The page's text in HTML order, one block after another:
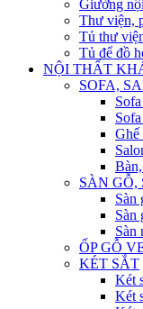
Giường
Thư viện,
Tủ thư
Tủ để đồ
NỘI THẤT
SOFA,
Ghế
SÀN GỖ,
Sàn
Sàn
Sàn
ỐP GỖ
KÉT SẮT
Két
Két